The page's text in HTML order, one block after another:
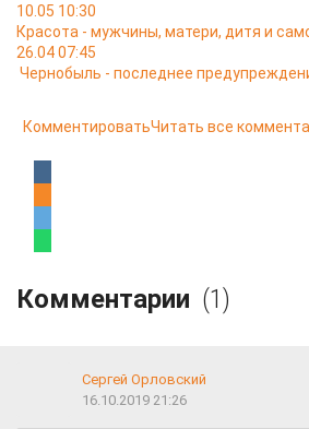
10.05 10:30
Красота - мужчины, матери, дитя и
26.04 07:45
Чернобыль - последнее
КомментироватьЧитать все
Комментарии (1)
Сергей Орловский
16.10.2019 21:26